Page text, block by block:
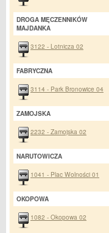
DROGA MĘCZENNIKÓW
MAJDANKA
3122 - Lotnicza 02
FABRYCZNA
3114 - Park Bronowice 04
ZAMOJSKA
2232 - Zamojska 02
NARUTOWICZA
1041 - Plac Wolności 01
OKOPOWA
1082 - Okopowa 02